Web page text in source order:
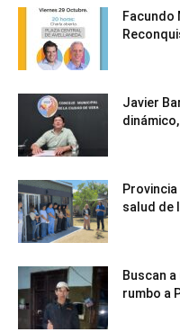
Facundo
Javier
salud de
Buscan
rumbo a